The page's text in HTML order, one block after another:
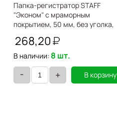
Папка-регистратор STAFF
"Эконом" с мраморным
покрытием, 50 мм, без уголка,
268,20
В наличии: 8 шт.
- + В корзину